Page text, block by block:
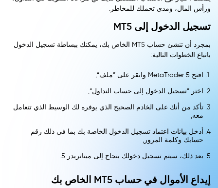
ورأس المال، ومدى تحملك للمخاطر.
تسجيل الدخول إلى MT5
بمجرد أن تنشئ حساب MT5 الخاص بك، يمكنك ببساطة تسجيل الدخول
باتباع الخطوات التالية:
افتح MetaTrader 5 وانقر على ”ملف“,
اختر ”تسجيل الدخول إلى حساب التداول“,
تأكد من أنك على الخادم الصحيح الذي يوفره لك الوسيط الذي تتعامل
معه,
أدخل بيانات اعتماد تسجيل الدخول الخاصة بك بما في ذلك رقم
حسابك وكلمة المرور,
بعد ذلك، سيتم تسجيل دخولك بنجاح إلى ميتاتريدر 5.
إيداع الأموال في حساب MT5 الخاص بك